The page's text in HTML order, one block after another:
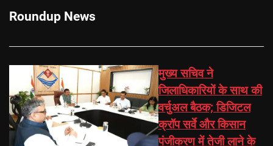
Roundup News
मुख्य सचिव ने
जिलाधिकारियों के साथ की
वर्चुअल बैठक; डिजिटल
क्रॉप सर्वे और किसान
पंजीकरण में तेजी लाने के